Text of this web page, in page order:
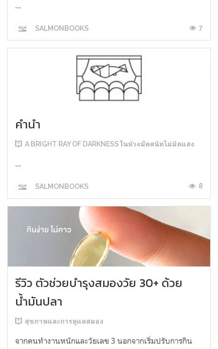
...
SALMONBOOKS 7
คำนำ
A BRIGHT RAY OF DARKNESS ในห้วงมืดสนิทไม่มิดแสง
...
SALMONBOOKS 8
รีวิว ตัวช่วยบำรุงสมองวัย 30+ ด้วย
น้ำมันปลา
สุขภาพและการดูแลสมอง
จากคนทำงานหนักและวัยเลข 3 นอกจากเริ่มปรับการกิน